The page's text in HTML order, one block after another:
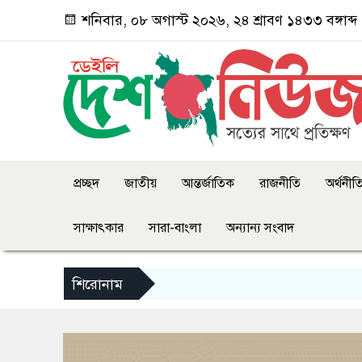
শনিবার, ০৮ অগাস্ট ২০২৬, ২৪ শ্রাবণ ১৪৩৩ বঙ্গাব্দ
প্রচ্ছদ জাতীয় আন্তর্জাতিক রাজনীতি
সাক্ষাৎকার সারা-বাংলা অন্যান্য সংবাদ
শিরোনাম